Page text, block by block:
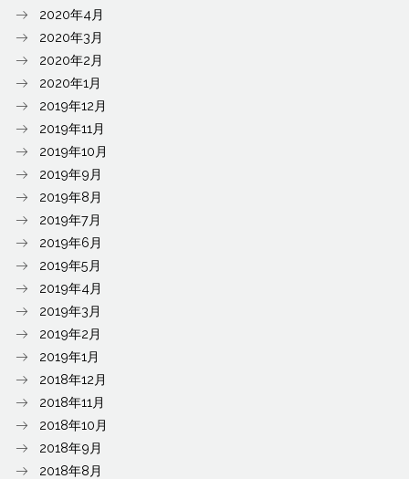
2020年4月
2020年3月
2020年2月
2020年1月
2019年12月
2019年11月
2019年10月
2019年9月
2019年8月
2019年7月
2019年6月
2019年5月
2019年4月
2019年3月
2019年2月
2019年1月
2018年12月
2018年11月
2018年10月
2018年9月
2018年8月